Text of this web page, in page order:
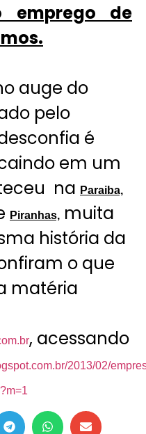
emprego de
auge do
pelo
é
em um
na Paraiba,
Piranhas, muita
história da
o que
matéria
, acessando
2013/02/